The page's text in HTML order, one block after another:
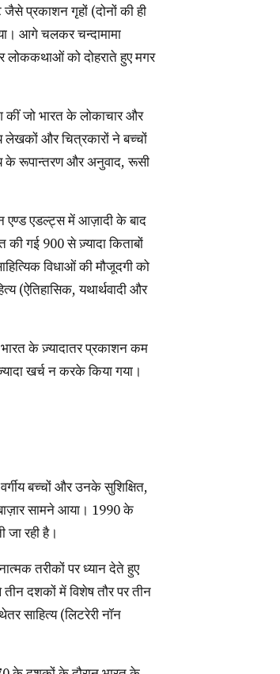
प्रकाशन गृहों (दोनों की ही
आगे चलकर चन्दामामा
लोककथाओं को दोहराते हुए मगर
लेखकों और चित्रकारों ने बच्चों
के रूपान्तरण और अनुवाद, रूसी
गई 900 से ज़्यादा किताबों
विधाओं की मौजूदगी को
(ऐतिहासिक, यथार्थवादी और
खर्च न करके किया गया।
सामने आया। 1990 के
रही है।
दशकों में विशेष तौर पर तीन
साहित्य (लिटरेरी नॉन